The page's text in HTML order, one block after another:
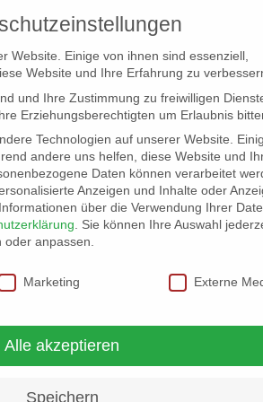
ELB-LOCATION: PANORAMA
2006 – 2010
Website. Einige von ihnen sind essenziell,
Website und Ihre Erfahrung zu
und Ihre Zustimmung zu freiwilligen
Erziehungsberechtigten um Erlaubnis
Technologien auf unserer Website.
andere uns helfen, diese Website und
Daten können verarbeitet
Anzeigen und Inhalte oder
über die Verwendung Ihrer
Sie können Ihre Auswahl
oder anpassen.
Marketing Externe
Alle akzeptieren
Speichern